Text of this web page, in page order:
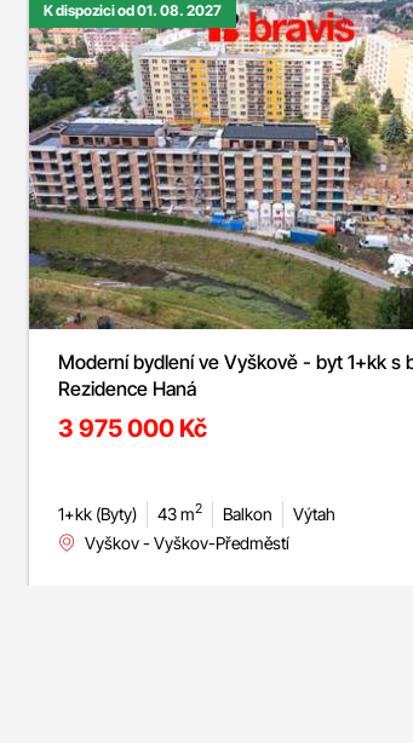
K dispozici od 01. 08. 2027
Moderní bydlení ve Vyškově - byt 1+kk s
Rezidence Haná
3 975 000 Kč
1+kk (Byty) 43 m2 Balkon
Výtah
Vyškov - Vyškov-Předměstí